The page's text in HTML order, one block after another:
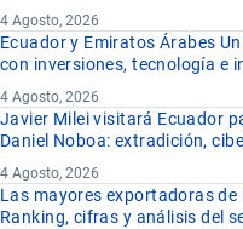
4 Agosto, 2026
Ecuador y Emiratos Árabes
con inversiones, tecnología e
4 Agosto, 2026
Javier Milei visitará Ecuador
Daniel Noboa: extradición,
4 Agosto, 2026
Las mayores exportadoras
Ranking, cifras y análisis del